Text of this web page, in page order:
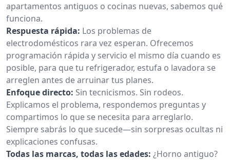
apartamentos antiguos o cocinas nuevas, sabemos qué
funciona.
Respuesta rápida: Los problemas de
electrodomésticos rara vez esperan. Ofrecemos
programación rápida y servicio el mismo día cuando es
posible, para que tu refrigerador, estufa o lavadora se
arreglen antes de arruinar tus planes.
Enfoque directo: Sin tecnicismos. Sin rodeos.
Explicamos el problema, respondemos preguntas y
compartimos lo que se necesita para arreglarlo.
Siempre sabrás lo que sucede—sin sorpresas ocultas ni
explicaciones confusas.
Todas las marcas, todas las edades: ¿Horno antiguo?